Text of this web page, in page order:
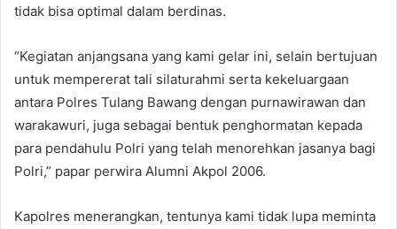
tidak bisa optimal dalam berdinas.
“Kegiatan anjangsana yang kami gelar ini, selain bertujuan
untuk mempererat tali silaturahmi serta kekeluargaan
antara Polres Tulang Bawang dengan purnawirawan dan
warakawuri, juga sebagai bentuk penghormatan kepada
para pendahulu Polri yang telah menorehkan jasanya bagi
Polri,” papar perwira Alumni Akpol 2006.
Kapolres menerangkan, tentunya kami tidak lupa meminta